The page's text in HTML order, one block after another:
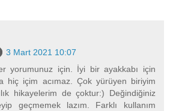
3 Mart 2021 10:07
yorumunuz için. İyi bir ayakkabı için
hiç içim acımaz. Çok yürüyen biriyim
hikayelerim de çoktur:) Değindiğiniz
geçmemek lazım. Farklı kullanım